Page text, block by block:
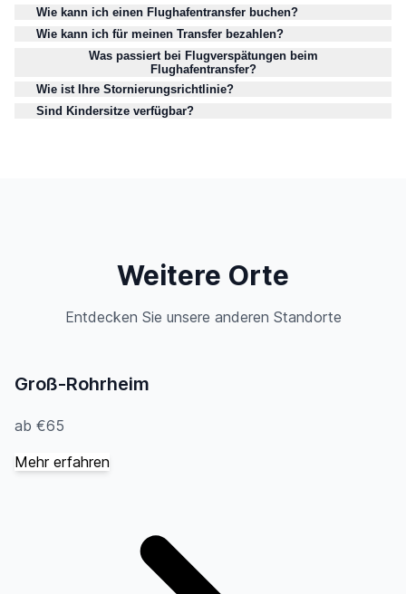
Wie kann ich einen Flughafentransfer buchen?
Wie kann ich für meinen Transfer bezahlen?
Was passiert bei Flugverspätungen beim
Flughafentransfer?
Wie ist Ihre Stornierungsrichtlinie?
Sind Kindersitze verfügbar?
Weitere Orte
Entdecken Sie unsere anderen Standorte
Groß-Rohrheim
ab €65
Mehr erfahren